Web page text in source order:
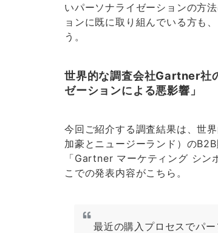
いパーソナライゼーションの方
ョンに既に取り組んでいる方も
う。
世界的な調査会社Gartner社
ゼーションによる悪影響」
今回ご紹介する調査結果は、世
加豪と ニュージーランド）の
「Gartner マーケティング シン
こでの発表内容がこちら。
最近の購入プロセスでパ